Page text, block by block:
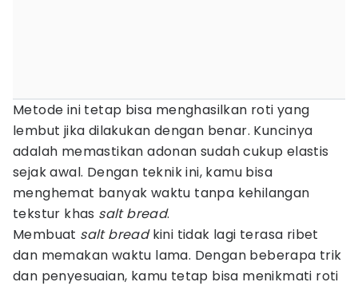
Metode ini tetap bisa menghasilkan roti yang
lembut jika dilakukan dengan benar. Kuncinya
adalah memastikan adonan sudah cukup elastis
sejak awal. Dengan teknik ini, kamu bisa
menghemat banyak waktu tanpa kehilangan
tekstur khas salt bread.
Membuat salt breadkini tidak lagi terasa ribet
dan memakan waktu lama. Dengan beberapa trik
dan penyesuaian, kamu tetap bisa menikmati roti